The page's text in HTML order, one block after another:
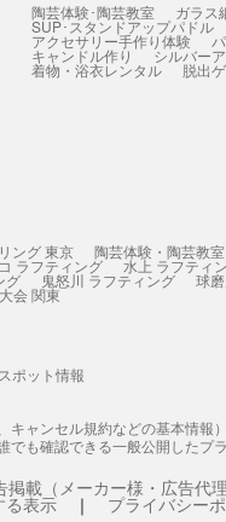
陶芸体験･陶芸教室 ガラス
SUP･スタンドアップパドル
アクセサリー手作り体験
キャンドル作り シルバー
着物・浴衣レンタル 脱出
ング 東京 陶芸体験・陶芸教
ラフティング 水上 ラフティ
グ 鬼怒川 ラフティング 球
会 関東
ポット情報
ャンセル規約などの基本情
も確認できる一般公開したプ
掲載（メーカー様・広告代
る表示 プライバシー